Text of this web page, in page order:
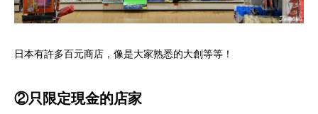
日本有許多百元商店，像是大家熟悉的大創等等！
②只限定現金的店家